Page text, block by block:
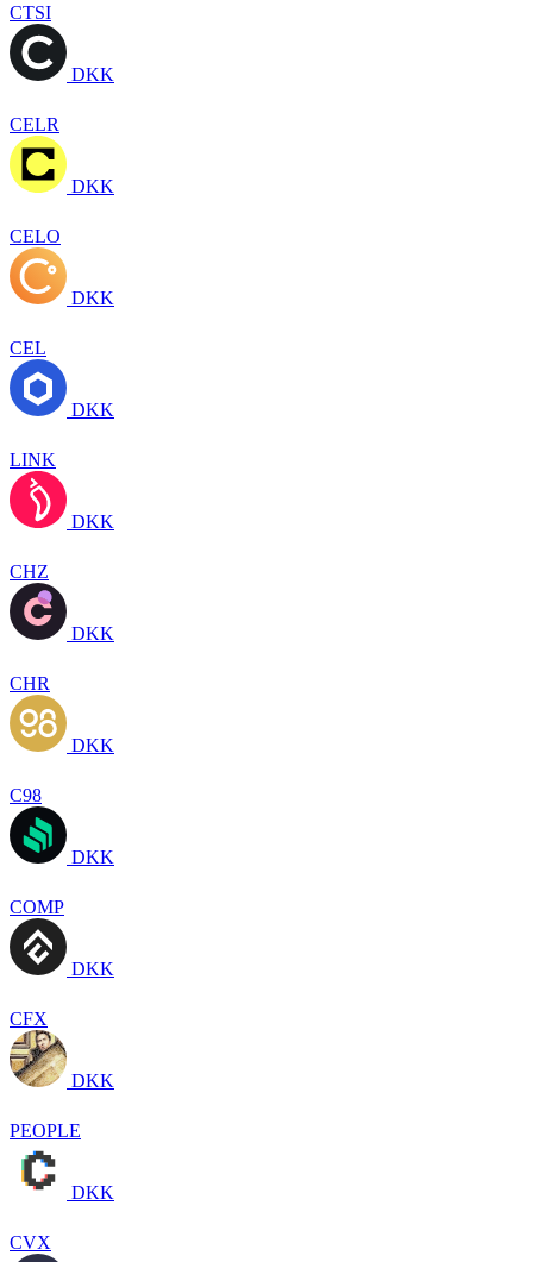
CTSI
DKK
CELR
DKK
CELO
DKK
CEL
DKK
LINK
DKK
CHZ
DKK
CHR
DKK
C98
DKK
COMP
DKK
CFX
DKK
PEOPLE
DKK
CVX